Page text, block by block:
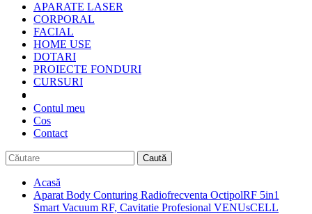
APARATE LASER
CORPORAL
FACIAL
HOME USE
DOTARI
PROIECTE FONDURI
CURSURI
Contul meu
Cos
Contact
Caută
Acasă
Aparat Body Conturing Radiofrecventa OctipolRF 5in1
Smart Vacuum RF, Cavitatie Profesional VENUsCELL